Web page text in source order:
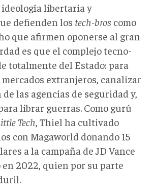
libertaria y
defienden los tech-bros como
que afirmen oponerse al gran
es que el complejo tecno-
totalmente del Estado: para
extranjeros, canalizar
las agencias de seguridad y,
librar guerras. Como gurú
Tech , Thiel ha cultivado
con Magaworld donando 15
a la campaña de JD Vance
en 2022, quien por su parte